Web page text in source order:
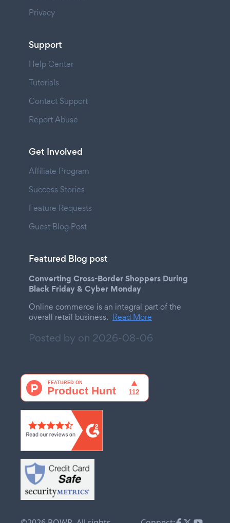
Privacy
Support
Help Center
Tutorials
Contact Support
Report Abuse
Get Involved
Affiliate Program
Success Stories
Feature Requests
Guest Blog Post
Featured Blog post
Converting Cross-Border Shoppers During
Black Friday & Cyber Monday
Online commerce is an integral part of the
overall retail business. Read More
Posted by on 2026-08-06